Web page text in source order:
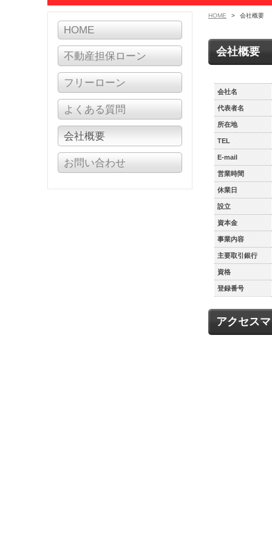
HOME > 会社概要
会社概要
会社名
代表者名
所在地
TEL
E-mail
営業時間
休業日
設立
資本金
事業内容
主要取引銀行
資格
登録番号
アクセス
HOME
不動産担保ローン
フリーローン
よくある質問
会社概要
お問い合わせ